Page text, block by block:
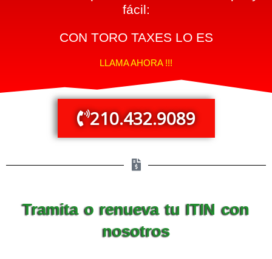
fácil:
CON TORO TAXES LO ES
LLAMA AHORA !!!
210.432.9089
Tramita o renueva tu ITIN con
nosotros